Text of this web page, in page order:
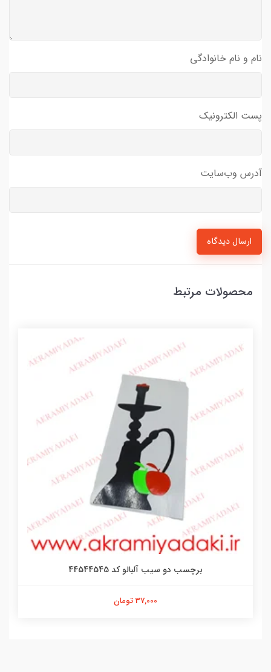
نام و نام خانوادگی
پست الکترونیک
آدرس وب‌سایت
ارسال دیدگاه
محصولات مرتبط
برچسب دو سیب آلبالو کد 44544545
37,000 تومان